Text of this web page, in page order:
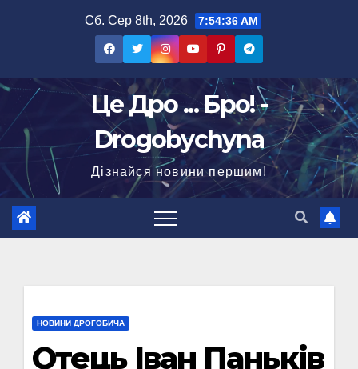
Сб. Сер 8th, 2026 7:54:37 AM
Це Дро ... Бро! -
Drogobychyna
Дізнайся новини першим!
НОВИНИ ДРОГОБИЧА
Отець Іван Паньків